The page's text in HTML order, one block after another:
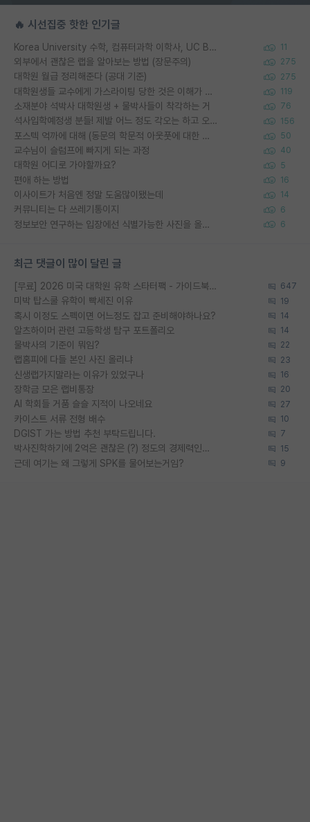
🔥 시선집중 핫한 인기글
Korea University 수학, 컴퓨터과학 이학사, UC Berkeley 산업공학 대학원 공학박사가 되는 것은 쉽지 않겠죠? 11
외부에서 괜찮은 랩을 알아보는 방법 (장문주의) 275
대학원 월급 정리해준다 (공대 기준) 275
대학원생들 교수에게 가스라이팅 당한 것은 이해가 갑니다. 안타깝네요. 119
소재분야 석박사 대학원생 + 물박사들이 착각하는 거 76
석사입학예정생 분들! 제발 어느 정도 각오는 하고 오세요. 156
포스텍 억까에 대해 (동문의 학문적 아웃풋에 대한 반박) 50
교수님이 슬럼프에 빠지게 되는 과정 40
대학원 어디로 가야할까요? 5
편애 하는 방법 16
이사이트가 처음엔 정말 도움많이됐는데 14
커뮤니티는 다 쓰레기통이지 6
정보보안 연구하는 입장에선 식별가능한 사진을 올리는건 비추이긴함 6
최근 댓글이 많이 달린 글
[무료] 2026 미국 대학원 유학 스타터팩 - 가이드북 & 합격자 컨택메일 템플릿 647
미박 탑스쿨 유학이 빡세진 이유 19
혹시 이정도 스펙이면 어느정도 잡고 준비해야하나요? 14
알츠하이머 관련 고등학생 탐구 포트폴리오 14
물박사의 기준이 뭐임? 22
랩홈피에 다들 본인 사진 올리냐 23
신생랩가지말라는 이유가 있었구나 16
장학금 모은 랩비통장 20
AI 학회들 거품 슬슬 지적이 나오네요 27
카이스트 서류 전형 배수 10
DGIST 가는 방법 추천 부탁드립니다. 7
박사진학하기에 2억은 괜찮은 (?) 정도의 경제력인가요 15
근데 여기는 왜 그렇게 SPK를 물어보는거임? 9